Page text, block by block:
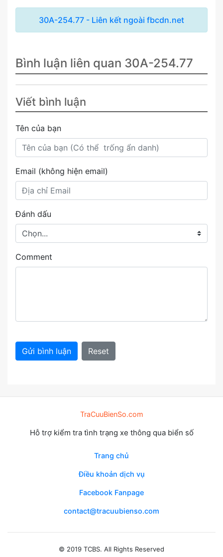
30A-254.77 - Liên kết ngoài fbcdn.net
Bình luận liên quan 30A-254.77
Viết bình luận
Tên của bạn
Email (không hiện email)
Đánh dấu
Comment
Gửi bình luận Reset
TraCuuBienSo.com
Hỗ trợ kiểm tra tình trạng xe thông qua biển số
Trang chủ
Điều khoản dịch vụ
Facebook Fanpage
contact@tracuubienso.com
© 2019 TCBS. All Rights Reserved